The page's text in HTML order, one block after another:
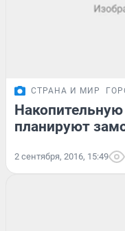
СТРАНА И МИР
Накопительную
планируют
2 сентября, 2016, 15:49